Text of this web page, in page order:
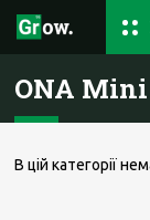
ONA
В цій категорії